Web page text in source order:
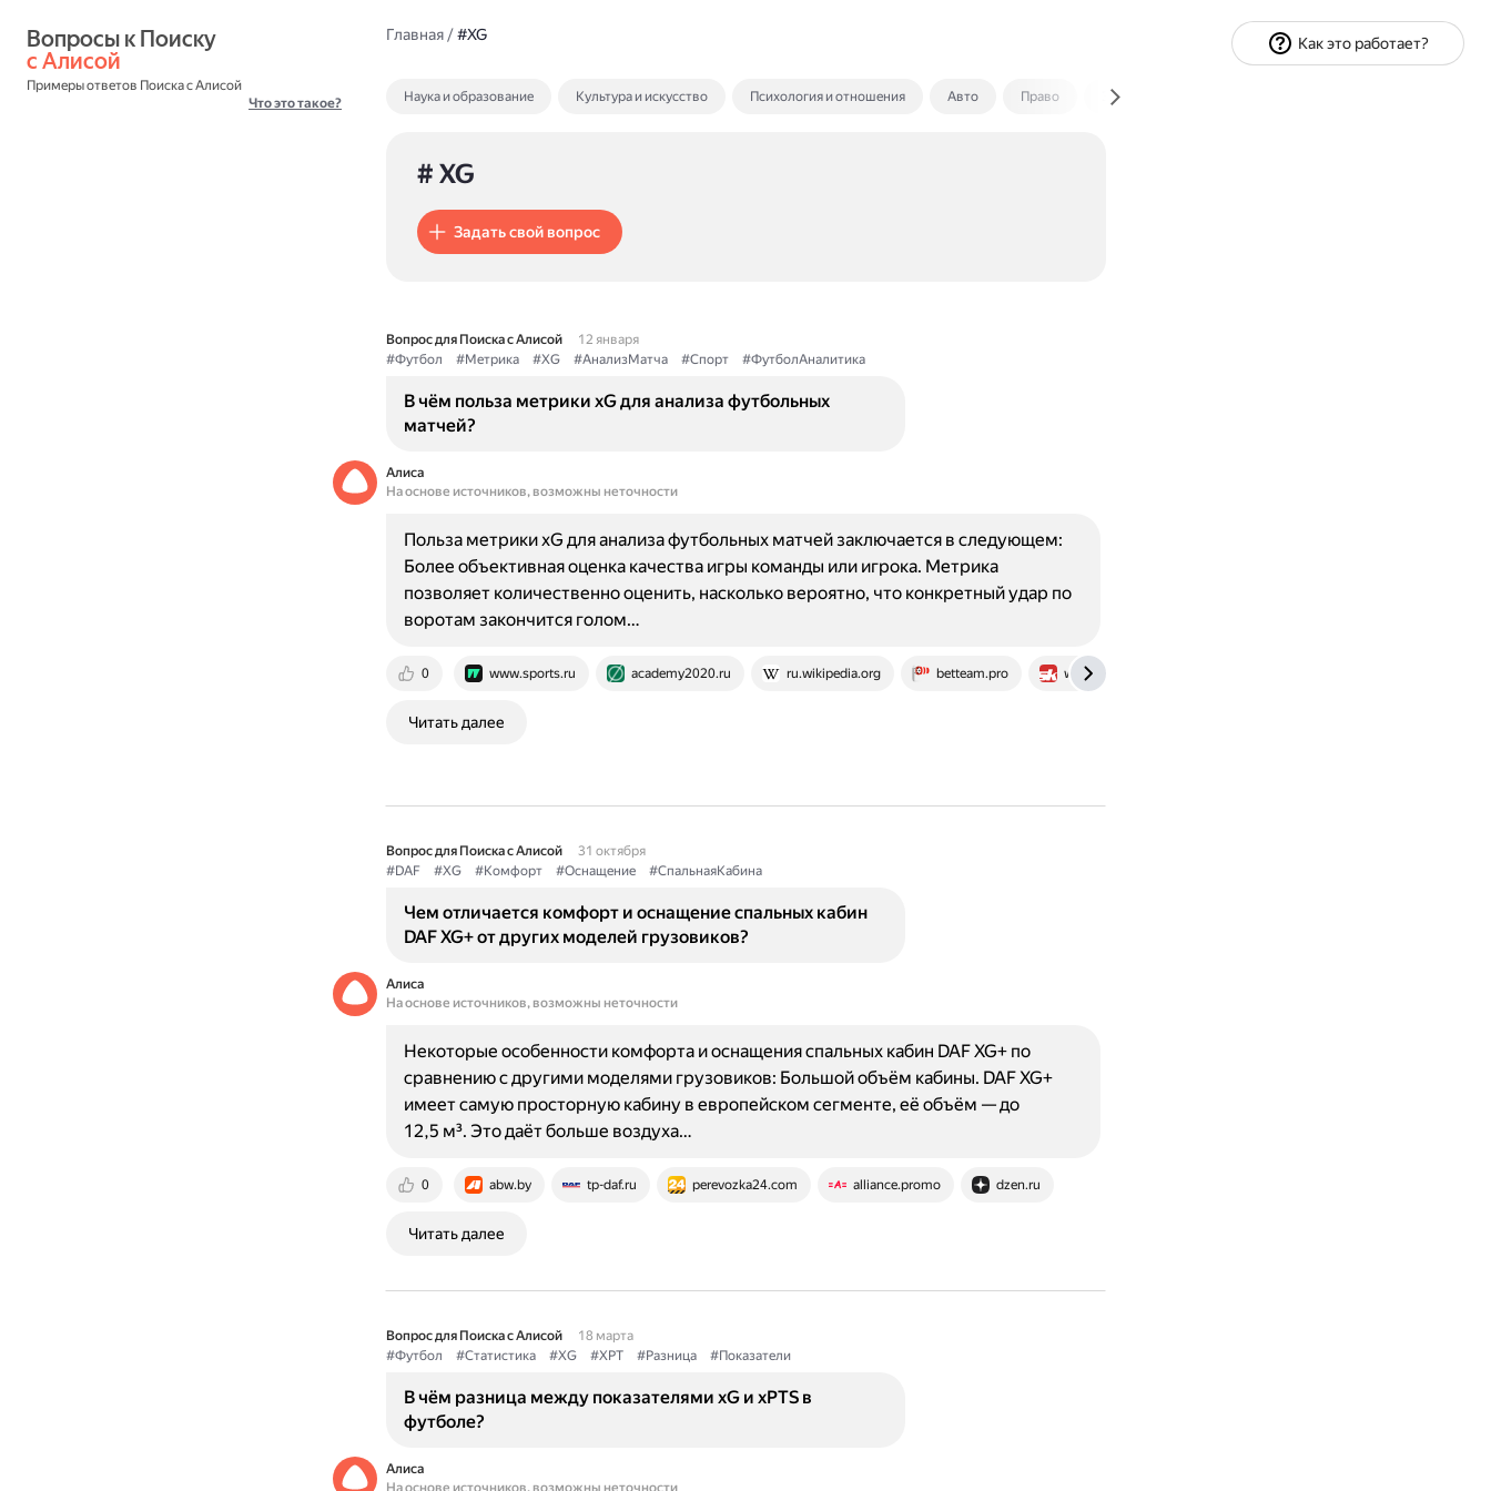
с Алисой
Примеры ответов Поиска с Алисой
Что это такое?
Главная/#XG
Наука и образование Культура и искусство Психология и отношения Авто Право Экономика и финансы
# XG
Задать свой вопрос
Вопрос для Поиска с Алисой
12 января
#Футбол
#Метрика #XG #АнализМатча #Спорт #ФутболАналитика
В чём польза метрики xG для анализа футбольных
матчей?
Алиса
На основе источников, возможны неточности
0 www.sports.ru academy2020.ru ru.wikipedia.org betteam.pro www.sportskeeda.com
Польза метрики xG для анализа футбольных матчей заключается в следующем:
Более объективная оценка качества игры команды или игрока. Метрика
позволяет количественно оценить, насколько вероятно, что конкретный удар по
воротам закончится голом…
Читать далее
Вопрос для Поиска с Алисой
31 октября
#DAF
#XG #Комфорт #Оснащение #СпальнаяКабина
Чем отличается комфорт и оснащение спальных кабин
DAF XG+ от других моделей грузовиков?
Алиса
На основе источников, возможны неточности
0 abw.by tp-daf.ru perevozka24.com alliance.promo dzen.ru
Некоторые особенности комфорта и оснащения спальных кабин DAF XG+ по
сравнению с другими моделями грузовиков: Большой объём кабины. DAF XG+
имеет самую просторную кабину в европейском сегменте, её объём — до
12,5 м³. Это даёт больше воздуха…
Читать далее
Вопрос для Поиска с Алисой
18 марта
#Футбол
#Статистика #XG #XPT #Разница #Показатели
В чём разница между показателями xG и xPTS в
футболе?
Алиса
На основе источников, возможны неточности
Как это работает?